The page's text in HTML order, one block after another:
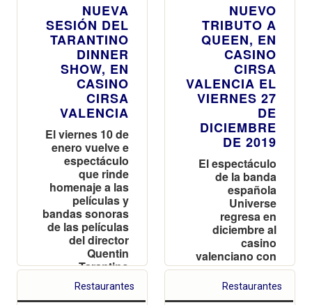
NUEVA
SESIÓN DEL
TARANTINO
DINNER
SHOW, EN
CASINO
CIRSA
VALENCIA
El viernes 10 de
enero vuelve e
espectáculo
que rinde
homenaje a las
películas y
bandas sonoras
de las películas
del director
Quentin
Tarantino
NUEVO
TRIBUTO A
QUEEN, EN
CASINO
CIRSA
VALENCIA EL
VIERNES 27
DE
DICIEMBRE
DE 2019
El espectáculo
de la banda
española
Universe
regresa en
diciembre al
casino
valenciano con
las entradas
agotadas
Restaurantes Restaurantes